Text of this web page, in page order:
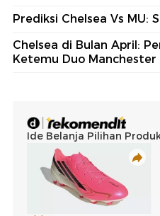
Prediksi Chelsea Vs MU:
Chelsea di Bulan April:
Ketemu Duo Manchester